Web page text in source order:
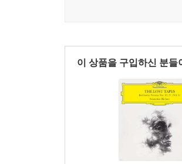
이 상품을 구입하신 분들